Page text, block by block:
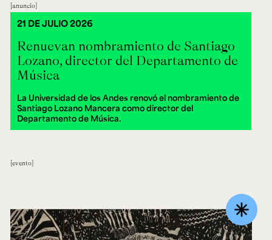
anuncio
Renuevan nombramiento de Santiago
Lozano, director del Departamento de
Música
La Universidad de los Andes renovó el nombramiento de
Santiago Lozano Mancera como director del
Departamento de Música.
21 DE JULIO 2026
evento
asterisk